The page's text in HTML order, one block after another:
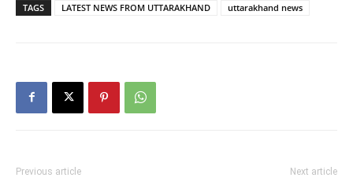
TAGS LATEST NEWS FROM UTTARAKHAND uttarakhand news
Previous article Next article